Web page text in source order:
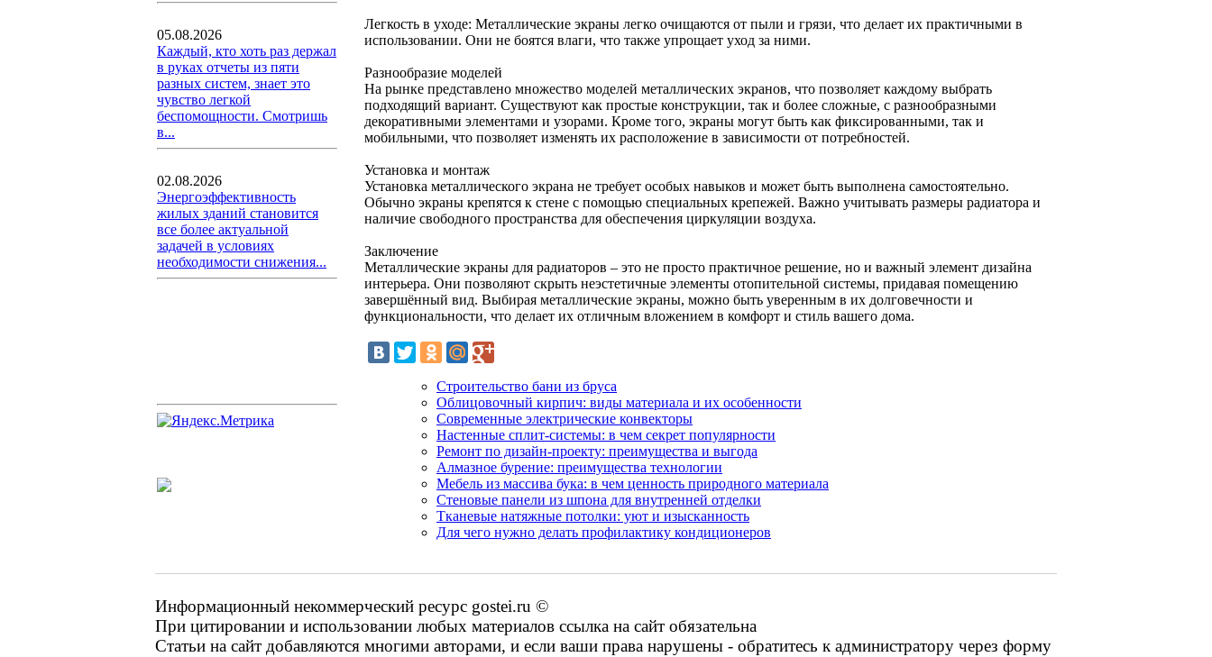
05.08.2026
Каждый, кто хоть раз держал
в руках отчеты из пяти
разных систем, знает это
чувство легкой
беспомощности. Смотришь
в...
02.08.2026
Энергоэффективность
жилых зданий становится
все более актуальной
задачей в условиях
необходимости снижения...
Легкость в уходе: Металлические экраны легко очищаются от пыли и грязи, что делает их практичными в
использовании. Они не боятся влаги, что также упрощает уход за ними.
Разнообразие моделей
На рынке представлено множество моделей металлических экранов, что позволяет каждому выбрать
подходящий вариант. Существуют как простые конструкции, так и более сложные, с разнообразными
декоративными элементами и узорами. Кроме того, экраны могут быть как фиксированными, так и
мобильными, что позволяет изменять их расположение в зависимости от потребностей.
Установка и монтаж
Установка металлического экрана не требует особых навыков и может быть выполнена самостоятельно.
Обычно экраны крепятся к стене с помощью специальных крепежей. Важно учитывать размеры радиатора и
наличие свободного пространства для обеспечения циркуляции воздуха.
Заключение
Металлические экраны для радиаторов – это не просто практичное решение, но и важный элемент дизайна
интерьера. Они позволяют скрыть неэстетичные элементы отопительной системы, придавая помещению
завершённый вид. Выбирая металлические экраны, можно быть уверенным в их долговечности и
функциональности, что делает их отличным вложением в комфорт и стиль вашего дома.
Строительство бани из бруса
Облицовочный кирпич: виды материала и их особенности
Современные электрические конвекторы
Настенные сплит-системы: в чем секрет популярности
Ремонт по дизайн-проекту: преимущества и выгода
Алмазное бурение: преимущества технологии
Мебель из массива бука: в чем ценность природного материала
Стеновые панели из шпона для внутренней отделки
Тканевые натяжные потолки: уют и изысканность
Для чего нужно делать профилактику кондиционеров
Информационный некоммерческий ресурс gostei.ru ©
При цитировании и использовании любых материалов ссылка на сайт обязательна
Статьи на сайт добавляются многими авторами, и если ваши права нарушены - обратитесь к администратору через форму